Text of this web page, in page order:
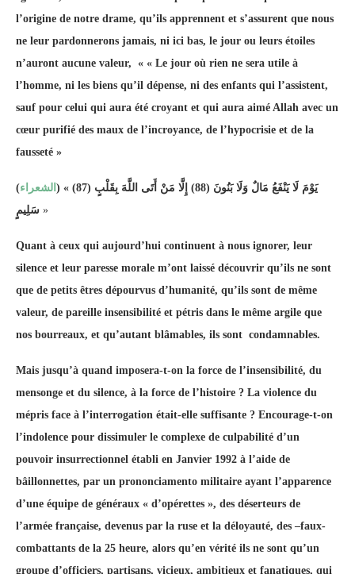
l’origine de notre drame, qu’ils apprennent et s’assurent que nous
ne leur pardonnerons jamais, ni ici bas, le jour ou leurs étoiles
n’auront aucune valeur, « « Le jour où rien ne sera utile à
l’homme, ni les biens qu’il dépense, ni des enfants qui l’assistent,
sauf pour celui qui aura été croyant et qui aura aimé Allah avec un
cœur purifié des maux de l’incroyance, de l’hypocrisie et de la
fausseté »
(الشعراء ) « (87) يَوْمَ لَا يَنْفَعُ مَالٌ وَلَا بَنُونَ (88
) إِلَّا مَنْ أَتَى اللَّهَ بِقَلْبٍ
سَلِيمٍ »
Quant à ceux qui aujourd’hui continuent à nous ignorer, leur
silence et leur paresse morale m’ont laissé découvrir qu’ils ne sont
que de petits êtres dépourvus d’humanité, qu’ils sont de même
valeur, de pareille insensibilité et pétris dans le même argile que
nos bourreaux, et qu’autant blâmables, ils sont condamnables.
Mais jusqu’à quand imposera-t-on la force de l’insensibilité, du
mensonge et du silence, à la force de l’histoire ? La violence du
mépris face à l’interrogation était-elle suffisante ? Encourage-t-on
l’indolence pour dissimuler le complexe de culpabilité d’un
pouvoir insurrectionnel établi en Janvier 1992 à l’aide de
bâillonnettes, par un prononciamento militaire ayant l’apparence
d’une équipe de généraux « d’opérettes », des déserteurs de
l’armée française, devenus par la ruse et la déloyauté, des –faux-
combattants de la 25 heure, alors qu’en vérité ils ne sont qu’un
groupe d’officiers, partisans, vicieux, ambitieux et fanatiques, qui